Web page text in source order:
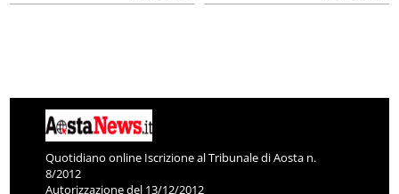
Quotidiano online Iscrizione al Tribunale di Aosta n.
8/2012
Autorizzazione del 13/12/2012